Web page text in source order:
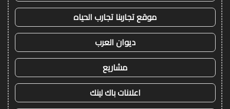
موقع تجاربنا تجارب الحياه
ديوان العرب
مشاريع
اعلانات باك لينك